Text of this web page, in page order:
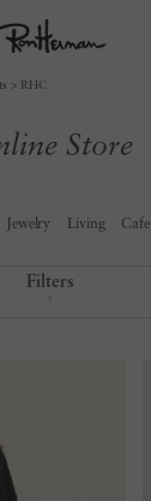
RHC
Store
Jewelry Living Cafe
Filters